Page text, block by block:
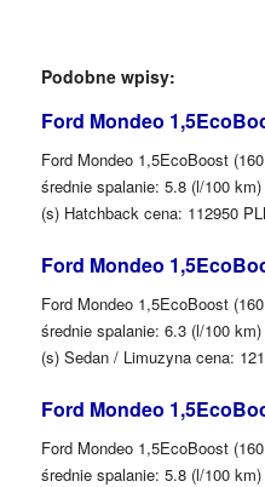
Podobne wpisy:
Ford Mondeo
Ford Mondeo 1,5EcoBoost
średnie spalanie: 5.8 (l/100
(s) Hatchback cena: 112950
Ford Mondeo
Ford Mondeo 1,5EcoBoost
średnie spalanie: 6.3 (l/100
(s) Sedan / Limuzyna cena:
Ford Mondeo
Ford Mondeo 1,5EcoBoost
średnie spalanie: 5.8 (l/100